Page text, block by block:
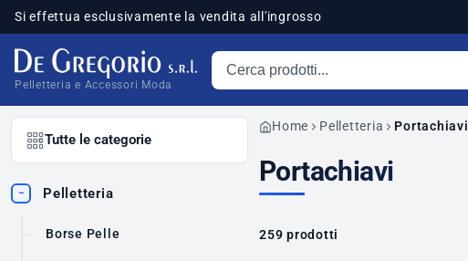
Si effettua esclusivamente la vendita all'ingrosso
Pelletteria e Accessori Moda
Cerca prodotti
Tutte le categorie
− Pelletteria
Borse Pelle
Home Pelletteria Portachiavi
Portachiavi
259 prodotti